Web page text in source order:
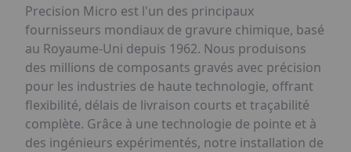
Precision Micro est l'un des principaux
fournisseurs mondiaux de gravure chimique, basé
au Royaume-Uni depuis 1962. Nous produisons
des millions de composants gravés avec précision
pour les industries de haute technologie, offrant
flexibilité, délais de livraison courts et traçabilité
complète. Grâce à une technologie de pointe et à
des ingénieurs expérimentés, notre installation de